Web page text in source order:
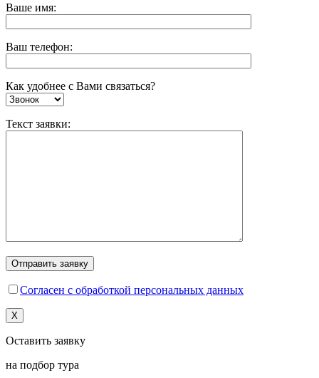
Ваше имя:
Ваш телефон:
Как удобнее с Вами связаться?
Текст заявки:
Согласен с обработкой персональных данных
X
Оставить заявку
на подбор тура